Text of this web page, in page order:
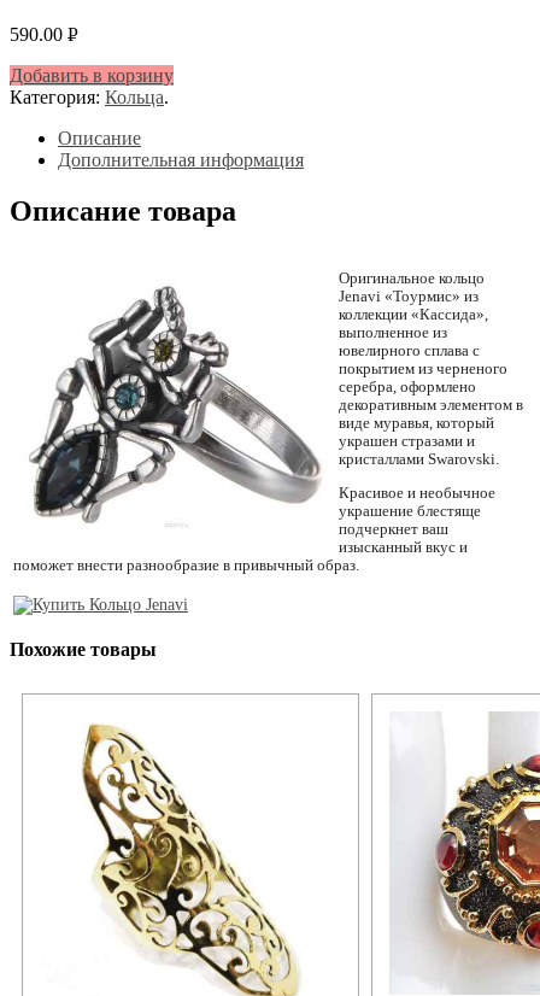
590.00 Р
Добавить в корзину
Категория: Кольца.
Описание
Дополнительная информация
Описание товара
Оригинальное кольцо
Jenavi «Тоурмис» из
коллекции «Кассида»,
выполненное из
ювелирного сплава с
покрытием из черненого
серебра, оформлено
декоративным элементом в
виде муравья, который
украшен стразами и
кристаллами Swarovski.
Красивое и необычное
украшение блестяще
подчеркнет ваш
изысканный вкус и
поможет внести разнообразие в привычный образ.
Похожие товары